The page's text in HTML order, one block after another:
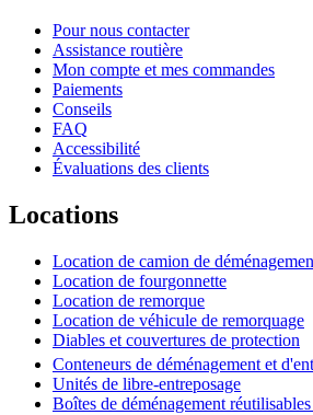
Pour nous contacter
Assistance routière
Mon compte et mes commandes
Paiements
Conseils
FAQ
Accessibilité
Évaluations des clients
Locations
Location de camion de
Location de fourgonnette
Location de remorque
Location de véhicule de remorquage
Diables et couvertures de protection
Conteneurs de déménagement et
Unités de libre-entreposage
Boîtes de déménagement